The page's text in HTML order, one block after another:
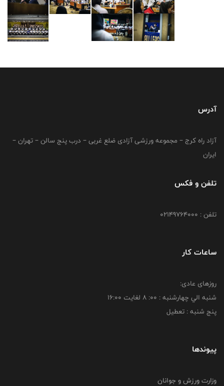
آدرس
آزاد راه کرج – مجموعه ورزشی آزادی ضلع غربی – درب پنج سالن – تهران –
ایران
تلفن و فکس
تلفن : 02149764000
ساعات کار
روزهای عادی:
شنبه الي چهارشنبه : 00: 8 لغايت 16:00
پنج شنبه : تعطیل
پیوندها
وزارت ورزش و جوانان